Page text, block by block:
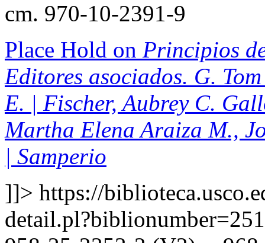
cm. 970-10-2391-9
Place Hold on Principios
Editores asociados. G.
E. | Fischer, Aubrey C.
Martha Elena Araiza M.,
| Samperio
]]> https://